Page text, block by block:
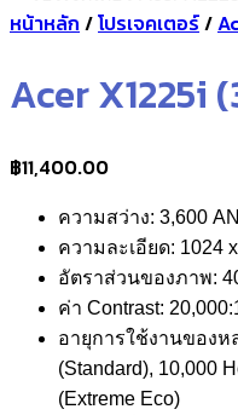
หน้าหลัก /โปรเจคเตอร์/
Acer X1225i
฿11,400.00
ความสว่าง: 3,600
ความละเอียด: 1024
อัตราส่วนของภาพ:
ค่า Contrast:
อายุการใช้งานของห
(Standard), 10,000
(Extreme Eco)